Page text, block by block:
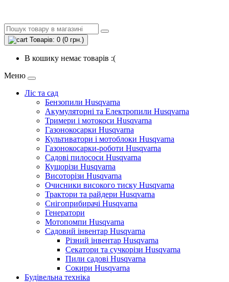
Товарів: 0 (0 грн.)
В кошику немає товарів :(
Меню
Ліс та сад
Бензопили Husqvarna
Акумуляторні та Електропили Husqvarna
Тримери і мотокоси Husqvarna
Газонокосарки Husqvarna
Культиватори і мотоблоки Husqvarna
Газонокосарки-роботи Husqvarna
Садові пилососи Husqvarna
Кущорізи Husqvarna
Висоторізи Husqvarna
Очисники високого тиску Husqvarna
Трактори та райдери Husqvarna
Снігоприбирачі Husqvarna
Генератори
Мотопомпи Husqvarna
Садовий інвентар Husqvarna
Різний інвентар Husqvarna
Секатори та сучкорізи Husqvarna
Пили садові Husqvarna
Сокири Husqvarna
Будівельна техніка